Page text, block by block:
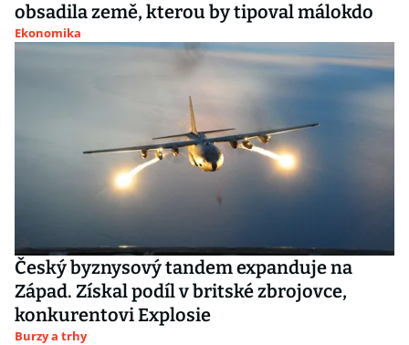
obsadila země, kterou by tipoval málokdo
Ekonomika
Český byznysový tandem expanduje na
Západ. Získal podíl v britské zbrojovce,
konkurentovi Explosie
Burzy a trhy